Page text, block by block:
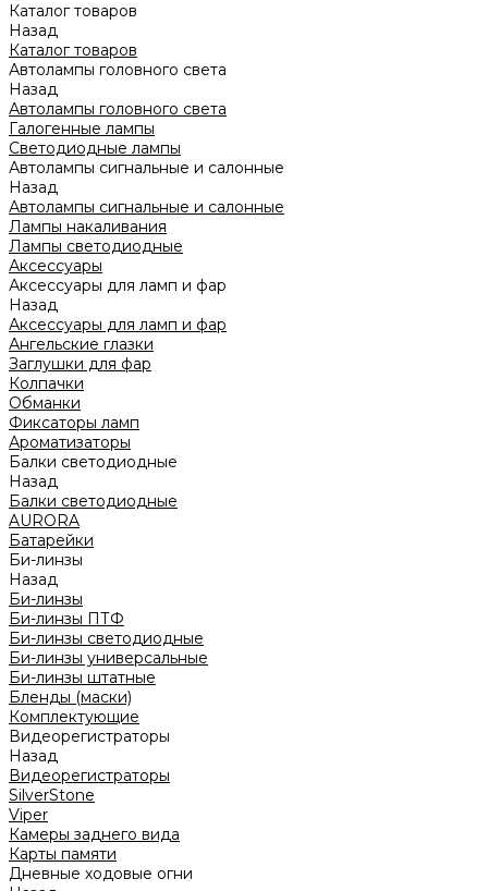
Каталог товаров
Назад
Каталог товаров
Автолампы головного света
Назад
Автолампы головного света
Галогенные лампы
Светодиодные лампы
Автолампы сигнальные и салонные
Назад
Автолампы сигнальные и салонные
Лампы накаливания
Лампы светодиодные
Аксессуары
Аксессуары для ламп и фар
Назад
Аксессуары для ламп и фар
Ангельские глазки
Заглушки для фар
Колпачки
Обманки
Фиксаторы ламп
Ароматизаторы
Балки светодиодные
Назад
Балки светодиодные
AURORA
Батарейки
Би-линзы
Назад
Би-линзы
Би-линзы ПТФ
Би-линзы светодиодные
Би-линзы универсальные
Би-линзы штатные
Бленды (маски)
Комплектующие
Видеорегистраторы
Назад
Видеорегистраторы
SilverStone
Viper
Камеры заднего вида
Карты памяти
Дневные ходовые огни